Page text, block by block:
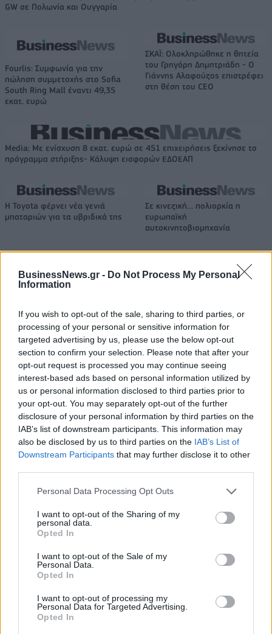
BusinessNews.gr - Do Not Process My Personal
Information
If you wish to opt-out of the sale, sharing to third parties, or
processing of your personal or sensitive information for
targeted advertising by us, please use the below opt-out
section to confirm your selection. Please note that after your
opt-out request is processed you may continue seeing
interest-based ads based on personal information utilized by
us or personal information disclosed to third parties prior to
your opt-out. You may separately opt-out of the further
disclosure of your personal information by third parties on the
IAB’s list of downstream participants. This information may
also be disclosed by us to third parties on the IAB’s List of
Downstream Participants that may further disclose it to other
Personal Data Processing Opt Outs
I want to opt-out of the Sharing of my
personal data.
Opted In
I want to opt-out of the Sale of my
Personal Data.
Opted In
I want to opt-out of processing my
Personal Data for Targeted Advertising.
Opted In
GW σε Πολωνία και Ουγγαρία
Fourlis: Συμφωνία για την
πώληση συμμετοχής στο Sofia
South Ring Mall έναντι 49,35
εκατ. ευρώ
ΣΚΑΪ: Ολοκληρώθηκε η θητεία
του Γρηγόρη Δημητριάδη - Ο
Γιάννης Αλαφούζος επιστρέφει
στη θέση του CEO
Media: Με ενίσχυση 8 εκατ. ευρώ σε 451 επιχειρήσεις ξεκίνησε το
πρόγραμμα στήριξης- Κάλυψη εισφορών ΕΔΟΕΑΠ
Η Toyota φέρνει νέα γενιά
μπαταριών για τα υβριδικά της
Σε κινεζική… πολιορκία η
ευρωπαϊκή
αυτοκινητοβιομηχανία
Νέο Audi A2 e-tron με στόχο την κορυφή της αποδοτικότητας
Εθνική Νεανίδων: Απέναντι
στην Ισλανδία για την 5η θέση
στο Ευρωμπάσκετ (live stream)
«Η οικογένεια Μπας φέρεται να
βρίσκεται κοντά στην απόκτηση
της Βιλερμπάν»
Χρηματιστήριο Αθηνών: Εβδομαδιαία άνοδος 1,76%, κέρδη 23,31%
από τις αρχές του έτους
Ελληνική Αναπτυξιακή Τράπεζα:
Με «προίκα» 2 δισ. ευρώ
δισ. σε μικρομεσαίες
Υπ. Μεταφορών: Οριστική λύση
στο ζήτημα των πινακίδων
χρονοβόρες διαδικασίες
18.990 ευρώ
συνεχίζουν μαζί: Ανανέωση της
συνεργασίας τους μέχρι το